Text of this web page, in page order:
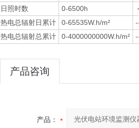
日照时数
0-6500h
热电总辐射日累计
0-65535W.h/m²
热电总辐射总累计
0-4000000000W.h/m²
产品咨询
产品：